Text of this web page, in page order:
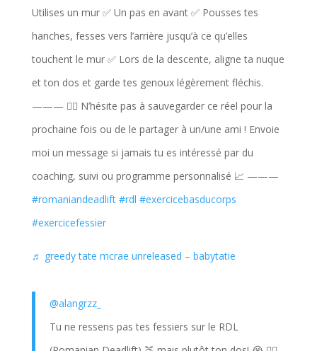
Utilises un mur ✅ Un pas en avant ✅ Pousses tes
hanches, fesses vers l’arrière jusqu’à ce qu’elles
touchent le mur ✅ Lors de la descente, aligne ta nuque
et ton dos et garde tes genoux légèrement fléchis.
——— 👉🏻 N’hésite pas à sauvegarder ce réel pour la
prochaine fois ou de le partager à un/une ami ! Envoie
moi un message si jamais tu es intéressé par du
coaching, suivi ou programme personnalisé 📈 ———
#romaniandeadlift #rdl #exercicebasducorps
#exercicefessier
♬ greedy tate mcrae unreleased – babytatie
@alangrzz_
Tu ne ressens pas tes fessiers sur le RDL